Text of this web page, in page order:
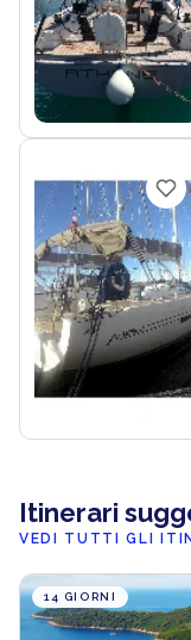
Itinerari
VEDI TUTTI GLI
14 GIORNI